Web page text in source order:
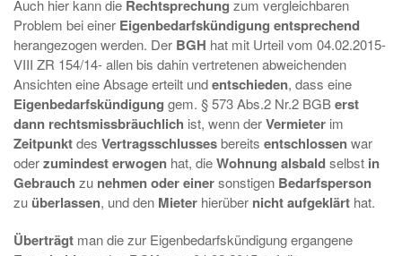
Auch hier kann die Rechtsprechung zum vergleichbaren
Problem bei einer Eigenbedarfskündigung entsprechend
herangezogen werden. Der BGH hat mit Urteil vom 04.02.2015-
VIII ZR 154/14- allen bis dahin vertretenen abweichenden
Ansichten eine Absage erteilt undentschieden, dass eine
Eigenbedarfskündigung gem. § 573 Abs.2 Nr.2 BGBerst
dann rechtsmissbräuchlich ist, wenn derVermieter im
Zeitpunktdes Vertragsschlussesbereits entschlossenwar
oderzumindest erwogen hat, dieWohnung alsbaldselbst in
Gebrauch zu nehmen oder einersonstigen Bedarfsperson
zu überlassen, und den Mieter hierüber nicht aufgeklärt hat.
Überträgt man die zur Eigenbedarfskündigung ergangene